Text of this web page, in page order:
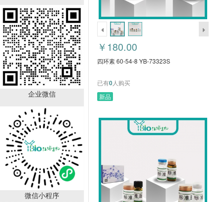
企业微信
微信小程序
已有
人购买
α-乳糖一水合物 5989-
81-1 YB-73311S
￥100.00
已有0人购买
￥180.00
四环素 60-54-8 YB-73323S
已有0人购买
新品